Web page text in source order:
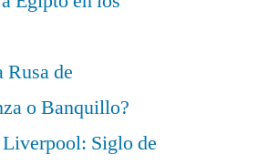
de
o Banquillo?
Siglo de